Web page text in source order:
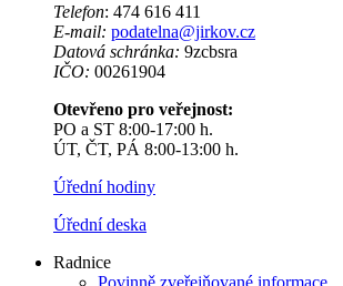
Telefon: 474 616 411
E-mail: podatelna@jirkov.cz
Datová schránka: 9zcbsra
IČO: 00261904
Otevřeno pro veřejnost:
PO a ST 8:00-17:00 h.
ÚT, ČT, PÁ 8:00-13:00 h.
Úřední hodiny
Úřední deska
Radnice
Povinně zveřejňované informace